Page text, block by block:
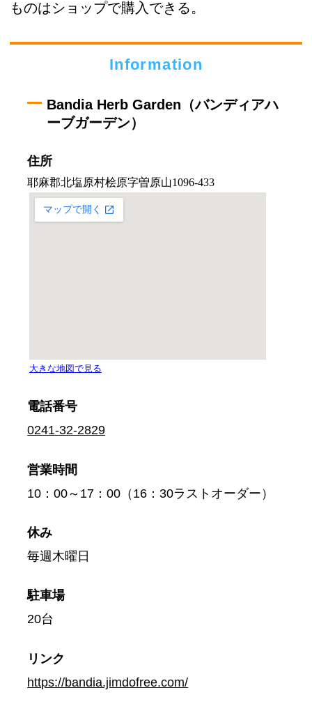
ものはショップで購入できる。
Information
Bandia Herb Garden（バンディアハ
ーブガーデン）
住所
電話番号
0241-32-2829
営業時間
10：00～17：00（16：30ラストオーダー）
休み
毎週木曜日
駐車場
20台
リンク
https://bandia.jimdofree.com/